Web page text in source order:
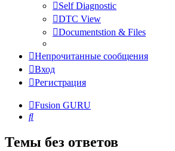
Self Diagnostic
DTC View
Documentstion & Files
Непрочитанные сообщения
Вход
Регистрация
Fusion GURU
Поиск
Темы без ответов